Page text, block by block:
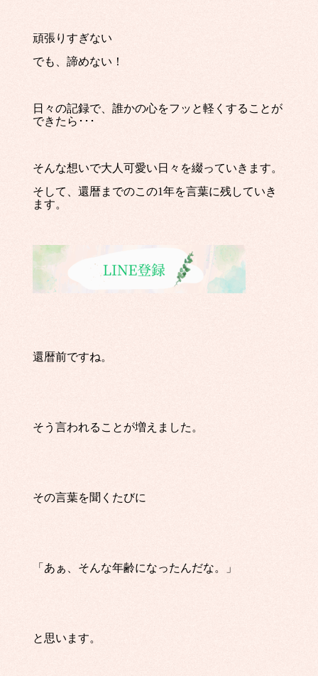
頑張りすぎない
でも、諦めない！
日々の記録で、誰かの心をフッと軽くすることが
できたら･･･
そんな想いで大人可愛い日々を綴っていきます。
そして、還暦までのこの1年を言葉に残していき
ます。
還暦前ですね。
そう言われることが増えました。
その言葉を聞くたびに
「あぁ、そんな年齢になったんだな。」
と思います。